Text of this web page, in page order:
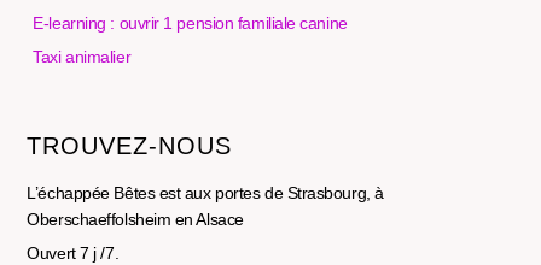
E-learning : ouvrir 1 pension familiale canine
Taxi animalier
TROUVEZ-NOUS
L’échappée Bêtes est aux portes de Strasbourg, à
Oberschaeffolsheim en Alsace
Ouvert 7 j /7.